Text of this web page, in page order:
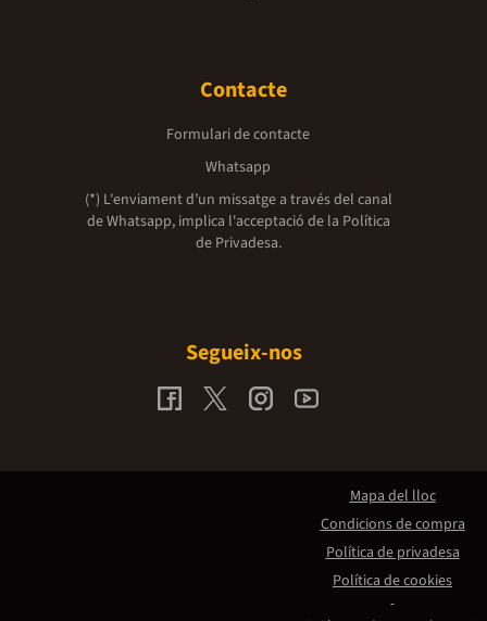
Contacte
Formulari de contacte
Whatsapp
(*) L'enviament d’un missatge a través del canal
de Whatsapp, implica l'acceptació de la Política
de Privadesa.
Segueix-nos
Mapa del lloc
Condicions de compra
Política de privadesa
Política de cookies